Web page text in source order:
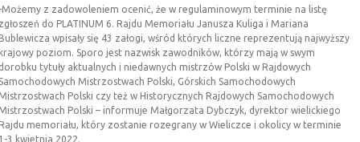
Możemy z zadowoleniem ocenić, że w regulaminowym terminie na listę
do PLATINUM 6. Rajdu Memoriału Janusza Kuliga i Mariana
wpisały się 43 załogi, wśród których liczne reprezentują najwyższy
poziom. Sporo jest nazwisk zawodników, którzy mają w swym
tytuły aktualnych i niedawnych mistrzów Polski w Rajdowych
Mistrzostwach Polski, Górskich Samochodowych
Polski czy też w Historycznych Rajdowych Samochodowych
Polski – informuje Małgorzata Dybczyk, dyrektor wielickiego
memoriału, który zostanie rozegrany w Wieliczce i okolicy w terminie
3 kwietnia 2022.